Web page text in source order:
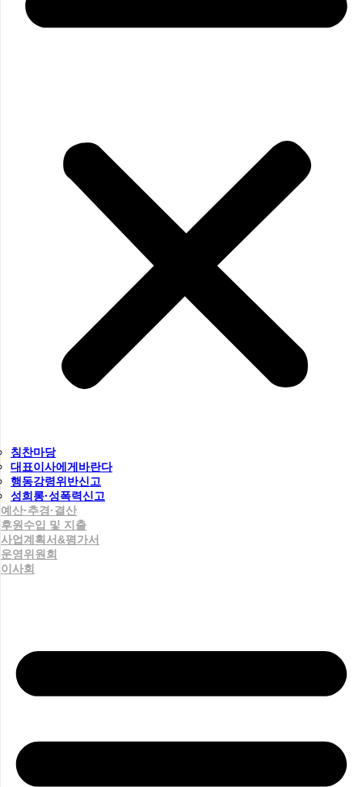
칭찬마당
대표이사에게바란다
행동강령위반신고
성희롱·성폭력신고
예산·추경·결산
후원수입 및 지출
사업계획서&평가서
운영위원회
이사회